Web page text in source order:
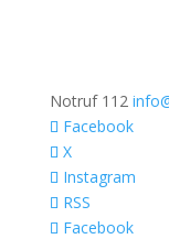
Notruf 112
Facebook
X
Instagram
RSS
Facebook